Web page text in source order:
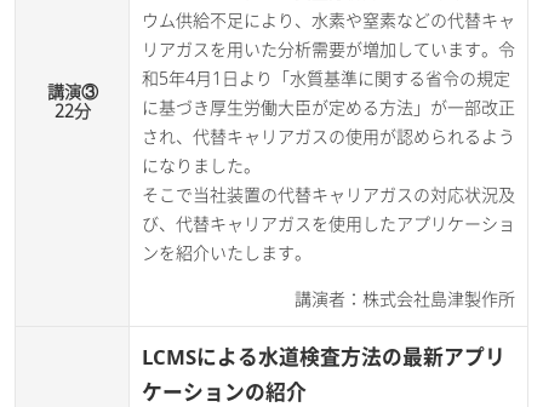
講演③
22分
ウム供給不足により、水素や窒素などの代替キャ
リアガスを用いた分析需要が増加しています。令
和5年4月1日より「水質基準に関する省令の規定
に基づき厚生労働大臣が定める方法」が一部改正
され、代替キャリアガスの使用が認められるよう
になりました。
そこで当社装置の代替キャリアガスの対応状況及
び、代替キャリアガスを使用したアプリケーショ
ンを紹介いたします。
講演者：株式会社島津製作所
LCMSによる水道検査方法の最新アプリ
ケーションの紹介